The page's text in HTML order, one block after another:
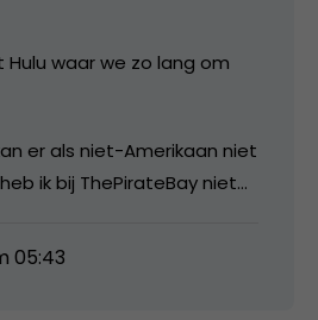
Hulu waar we zo lang om
er als niet-Amerikaan niet
ik bij ThePirateBay niet…
05:43